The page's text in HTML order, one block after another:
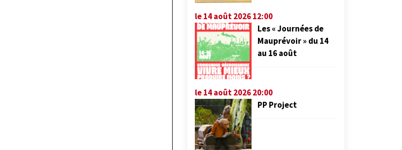
le 14 août 2026 12:00
Les « Journées de
Mauprévoir » du 14
au 16 août
le 14 août 2026 20:00
PP Project